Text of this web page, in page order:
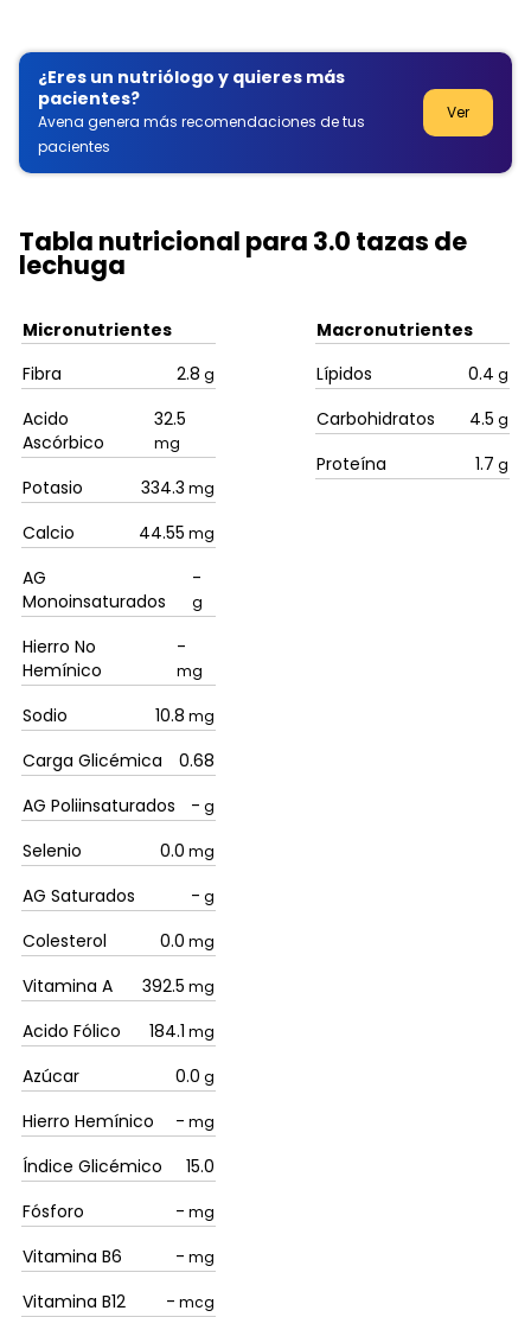
¿Eres un nutriólogo y quieres más
pacientes?
Avena genera más recomendaciones de tus
pacientes
Ver
Tabla nutricional para 3.0 tazas de
lechuga
Micronutrientes
Fibra
2.8 g
Acido
Ascórbico
32.5
mg
Potasio 334.3 mg
Calcio 44.55 mg
AG
Monoinsaturados
-
g
Hierro No
Hemínico
-
mg
Sodio 10.8 mg
Carga Glicémica
0.68
AG Poliinsaturados
- g
Selenio 0.0 mg
AG Saturados - g
Colesterol 0.0 mg
Vitamina A 392.5 mg
Acido Fólico 184.1 mg
Azúcar 0.0 g
Hierro Hemínico - mg
Índice Glicémico
15.0
Fósforo
- mg
Vitamina B6 - mg
Vitamina B12 - mcg
Macronutrientes
Lípidos
0.4 g
Carbohidratos 4.5 g
Proteína 1.7 g